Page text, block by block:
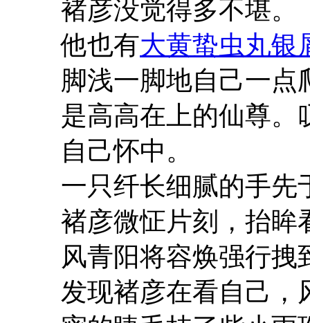
褚彦没觉得多不堪。
他也有大黄蛰虫丸银
脚浅一脚地自己一点
是高高在上的仙尊。
自己怀中。
一只纤长细腻的手先
褚彦微怔片刻，抬
风青阳将容焕强行拽
发现褚彦在看自己，